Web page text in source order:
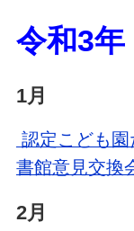
令和3年
1月
認定こども
書館意見交換
2月